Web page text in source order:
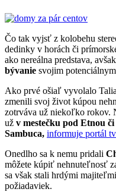
Čo tak vyjsť z kolobehu
dedinky v horách či
ako nereálna predstava,
bývanie svojim
Ako prvé ošiaľ vyvolalo
zmenili svoj život kúpou
zotrváva už niekoľko rokov.
už v mestečku pod Etnou
Sambuca, informuje portál
Onedlho sa k nemu pridali
môžete kúpiť nehnuteľnosť
sa však stali hrdými
požiadaviek.